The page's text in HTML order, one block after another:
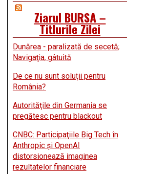
Ziarul BURSA –
Titlurile Zilei
Dunărea - paralizată de secetă;
Navigaţia, gâtuită
De ce nu sunt soluţii pentru
România?
Autorităţile din Germania se
pregătesc pentru blackout
CNBC: Participaţiile Big Tech în
Anthropic şi OpenAI
distorsionează imaginea
rezultatelor financiare